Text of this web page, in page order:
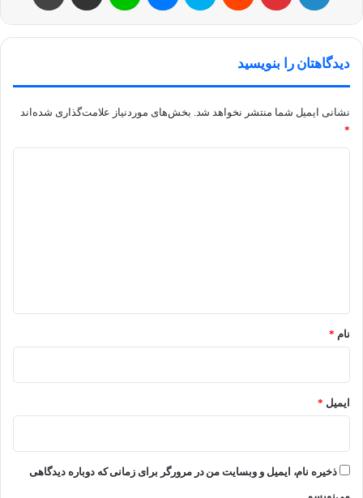
دیدگاهتان را بنویسید
نشانی ایمیل شما منتشر نخواهد شد. بخش‌های موردنیاز علامت‌گذاری شده‌اند
*
نام *
ایمیل *
ذخیره نام، ایمیل و وبسایت من در مرورگر برای زمانی که دوباره دیدگاهی